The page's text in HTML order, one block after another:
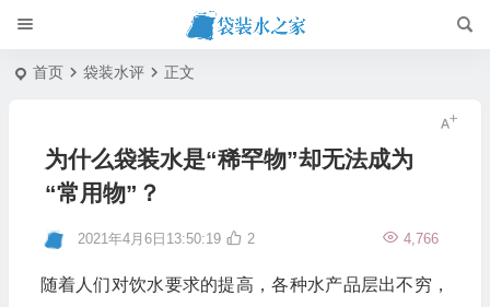
首页 袋装水评 正文
为什么袋装水是“稀罕物”却无法成为
“常用物”？
2021年4月6日13:50:19 4,766
2
随着人们对饮水要求的提高，各种水产品层出不穷，